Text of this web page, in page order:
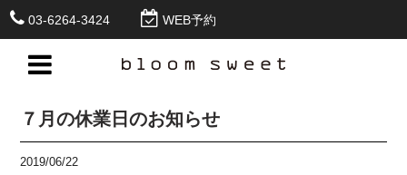
03-6264-3424 WEB予約
７月の休業日のお知らせ
2019/06/22